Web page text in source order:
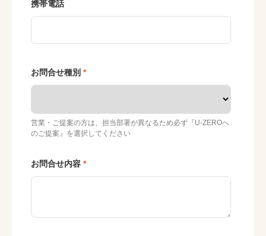
携帯電話
お問合せ種別
営業・ご提案の方は、担当部署が異なるため必ず『U-ZEROへ
のご提案』を選択してください
お問合せ内容